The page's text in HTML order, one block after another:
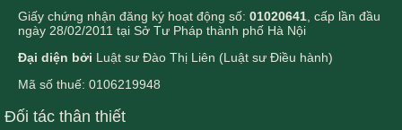
Giấy chứng nhận đăng ký hoạt động số: 01020641 , cấp lần đầu
ngày 28/02/2011 tại Sở Tư Pháp thành phố Hà Nội
Đại diện bởi Luật sư Đào Thị Liên (Luật sư Điều hành)
Mã số thuế: 0106219948
Đối tác thân thiết